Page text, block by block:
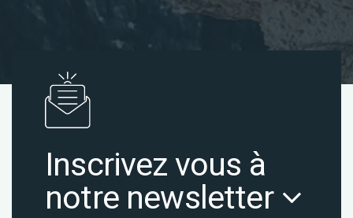
Inscrivez vous à
notre newsletter